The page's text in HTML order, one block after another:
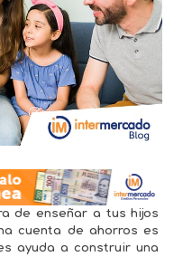
de enseñar a tus hijos
cuenta de ahorros es
ayuda a construir una